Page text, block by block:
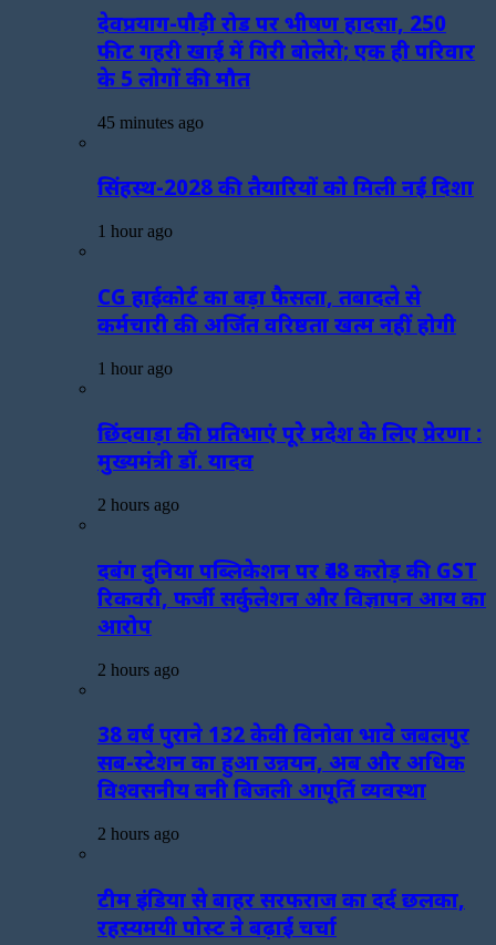
देवप्रयाग-पौड़ी रोड पर भीषण हादसा, 250
फीट गहरी खाई में गिरी बोलेरो; एक ही परिवार
के 5 लोगों की मौत
45 minutes ago
सिंहस्थ-2028 की तैयारियों को मिली नई दिशा
1 hour ago
CG हाईकोर्ट का बड़ा फैसला, तबादले से
कर्मचारी की अर्जित वरिष्ठता खत्म नहीं होगी
1 hour ago
छिंदवाड़ा की प्रतिभाएं पूरे प्रदेश के लिए प्रेरणा :
मुख्यमंत्री डॉ. यादव
2 hours ago
दबंग दुनिया पब्लिकेशन पर ₹48 करोड़ की GST
रिकवरी, फर्जी सर्कुलेशन और विज्ञापन आय का
आरोप
2 hours ago
38 वर्ष पुराने 132 केवी विनोबा भावे जबलपुर
सब-स्टेशन का हुआ उन्नयन, अब और अधिक
विश्वसनीय बनी बिजली आपूर्ति व्यवस्था
2 hours ago
टीम इंडिया से बाहर सरफराज का दर्द छलका,
रहस्यमयी पोस्ट ने बढ़ाई चर्चा